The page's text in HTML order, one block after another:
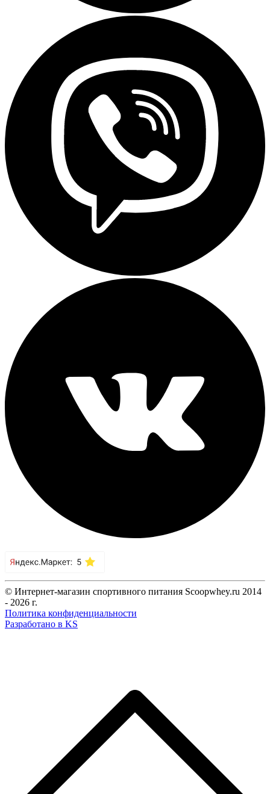
© Интернет-магазин спортивного питания Scoopwhey.ru 2014
- 2026 г.
Политика конфиденциальности
Разработано в KS